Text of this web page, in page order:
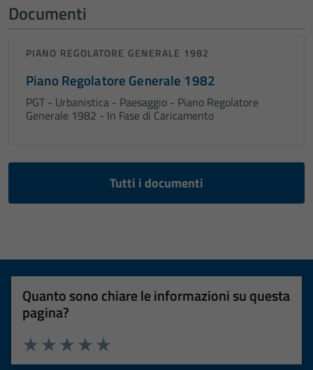
Documenti
PIANO REGOLATORE GENERALE 1982
Piano Regolatore Generale 1982
PGT - Urbanistica - Paesaggio - Piano Regolatore
Generale 1982 - In Fase di Caricamento
Tutti i documenti
Quanto sono chiare le informazioni su questa
pagina?
Valuta 5 stelle su 5
Valuta 4 stelle su 5
Valuta 3 stelle su 5
Valuta 2 stelle su 5
Valuta 1 stelle su 5